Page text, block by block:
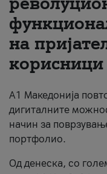
За нас
#ПодобарОнлајн
на
корисници
А1 Македонија
дигиталните
начин за
портфолио.
Од денеска, со